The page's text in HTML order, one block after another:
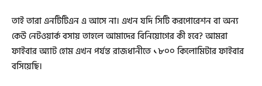
তাই তারা এনটিটিএন এ আসে না। এখন যদি সিটি করপোরেশন বা অন্য
কেউ নেটওয়ার্ক বসায় তাহলে আমাদের বিনিয়োগের কী হবে? আমরা
ফাইবার অ্যাট হোম এখন পর্যন্ত রাজধানীতে ১৮০০ কিলোমিটার ফাইবার
বসিয়েছি।